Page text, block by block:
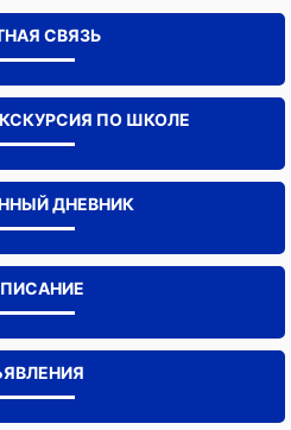
СВЯЗЬ
ПО ШКОЛЕ
ДНЕВНИК